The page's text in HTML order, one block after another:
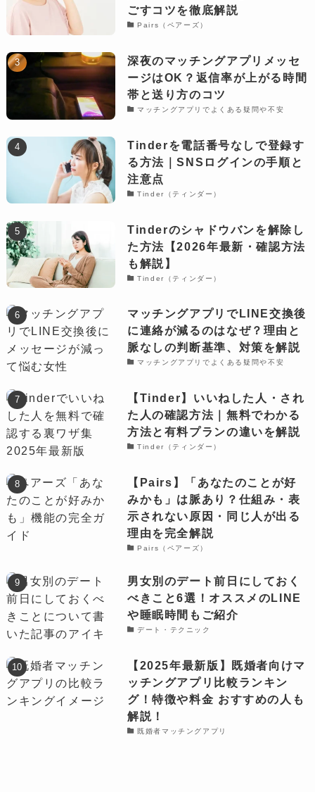
ごすコツを徹底解説
Pairs（ペアーズ）
深夜のマッチングアプリメッセ
ージはOK？返信率が上がる時間
帯と送り方のコツ
マッチングアプリでよくある疑問や不安
Tinderを電話番号なしで登録す
る方法｜SNSログインの手順と
注意点
Tinder（ティンダー）
Tinderのシャドウバンを解除し
た方法【2026年最新・確認方法
も解説】
Tinder（ティンダー）
マッチングアプリでLINE交換後
に連絡が減るのはなぜ？理由と
脈なしの判断基準、対策を解説
マッチングアプリでよくある疑問や不安
【Tinder】いいねした人・され
た人の確認方法｜無料でわかる
方法と有料プランの違いを解説
Tinder（ティンダー）
【Pairs】「あなたのことが好
みかも」は脈あり？仕組み・表
示されない原因・同じ人が出る
理由を完全解説
Pairs（ペアーズ）
男女別のデート前日にしておく
べきこと6選！オススメのLINE
や睡眠時間もご紹介
デート・テクニック
【2025年最新版】既婚者向けマ
ッチングアプリ比較ランキン
グ！特徴や料金 おすすめの人も
解説！
既婚者マッチングアプリ